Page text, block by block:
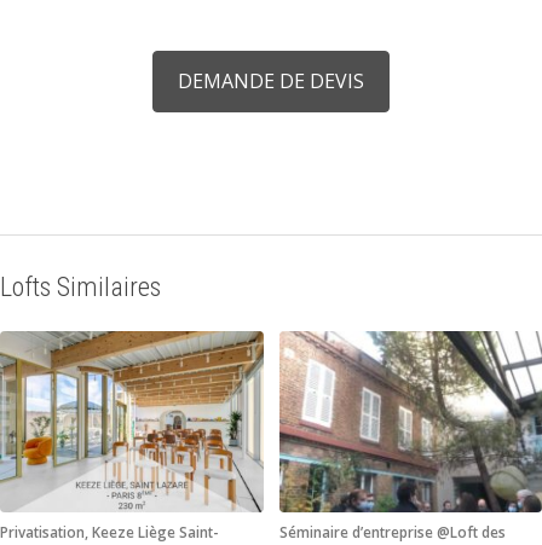
DEMANDE DE DEVIS
Lofts Similaires
Privatisation, Keeze Liège Saint-
Séminaire d’entreprise @Loft des